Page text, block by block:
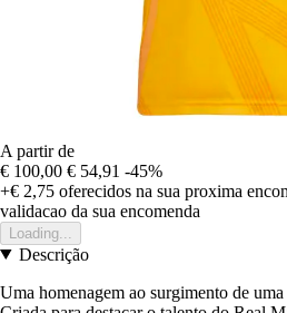
A partir de
€ 100,00 € 54,91 -45%
+€ 2,75 oferecidos na sua proxima
validacao da sua encomenda
Loading...
Descrição
Uma homenagem ao surgimento de